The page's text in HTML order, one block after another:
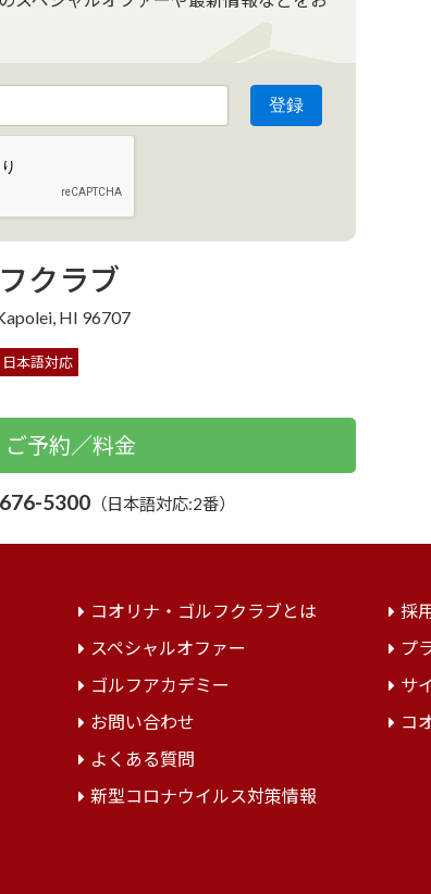
クラブ
HI 96707
日本語対応
ご予約／料金
5300（日本語対応:2番）
コオリナ・ゴルフクラブとは
スペシャルオファー
ゴルフアカデミー
お問い合わせ
よくある質問
新型コロナウイルス対策情報
採
プ
サ
コ